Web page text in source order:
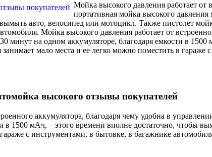
Мойка высокого давления работает от
портативная мойка высокого
авто, велосипед или мотоцикл. Также пистолет
Мойка высокого давления работает от
минут на одном аккумуляторе, благодаря емкости в
мало места и ее легко можно поместить в
высокого отзывы покупателей
аккумулятора, благодаря чему удобна в
в 1500 мАч, – этого времени вполне достаточно, чтобы
с инструментами, в бытовке, в багажнике